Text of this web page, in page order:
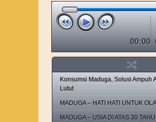
00:00
Konsumsi Maduga, Solusi Ampuh
Lutut
MADUGA – HATI HATI UNTUK
MADUGA – USIA DI ATAS 30